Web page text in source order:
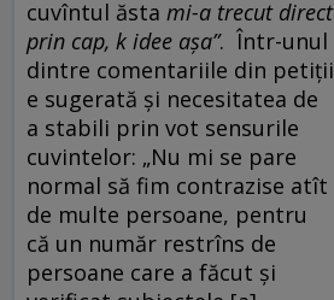
cuvîntul ăsta mi-a trecut direct
prin cap, k idee așa”. Într-unul
dintre comentariile din petiții
e sugerată și necesitatea de
a stabili prin vot sensurile
cuvintelor: „Nu mi se pare
normal să fim contrazise atît
de multe persoane, pentru
că un număr restrîns de
persoane care a făcut și